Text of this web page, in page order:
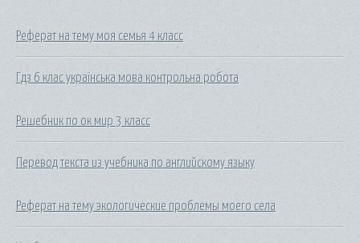
Реферат на тему моя семья 4 класс
Гдз 6 клас українська мова контрольна робота
Решебник по ок мир 3 класс
Перевод текста из учебника по английскому языку
Реферат на тему экологические проблемы моего села